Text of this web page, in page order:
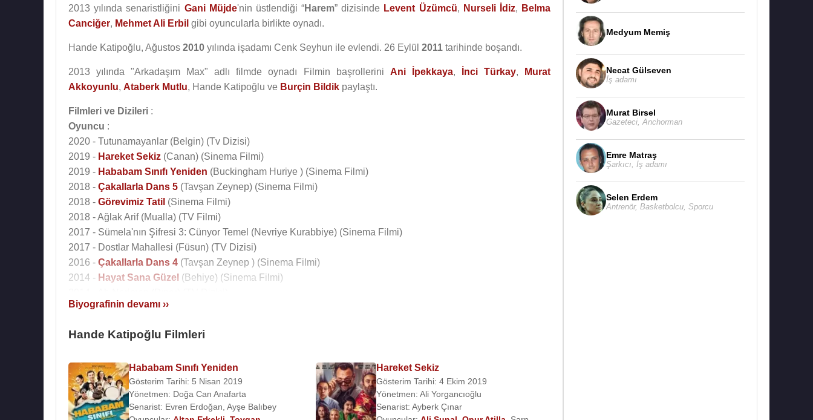
2013 yılında senaristliğini Gani Müjde'nin üstlendiği “Harem” dizisinde Levent Üzümcü, Nurseli İdiz, Belma
Canciğer, Mehmet Ali Erbil gibi oyuncularla birlikte oynadı.
Hande Katipoğlu, Ağustos 2010 yılında işadamı Cenk Seyhun ile evlendi. 26 Eylül 2011 tarihinde boşandı.
2013 yılında "Arkadaşım Max" adlı filmde oynadı Filmin başrollerini Ani İpekkaya, İnci Türkay,
Murat
Akkoyunlu, Ataberk Mutlu, Hande Katipoğlu ve Burçin Bildik paylaştı.
Filmleri ve Dizileri :
Oyuncu :
2020 - Tutunamayanlar (Belgin) (Tv Dizisi)
2019 - Hareket Sekiz (Canan) (Sinema Filmi)
2019 - Hababam Sınıfı Yeniden (Buckingham Huriye ) (Sinema Filmi)
2018 - Çakallarla Dans 5 (Tavşan Zeynep) (Sinema Filmi)
2018 - Görevimiz Tatil (Sinema Filmi)
2018 - Ağlak Arif (Mualla) (TV Filmi)
2017 - Sümela'nın Şifresi 3: Cünyor Temel (Nevriye Kurabbiye) (Sinema Filmi)
2017 - Dostlar Mahallesi (Füsun) (TV Dizisi)
2016 - Çakallarla Dans 4 (Tavşan Zeynep ) (Sinema Filmi)
2014 - Hayat Sana Güzel (Behiye) (Sinema Filmi)
2012 - Harem (Mürebbiye Bihter) (TV Dizisi)
2012 - 2013 - Pis Yedili (Nevriye Hoca) (TV Dizisi)
2010 - 2011 - Yahşi Cazibe (Simge) (TV Dizisi)
2006 - Deli Dolu (Gülin) (TV Dizisi)
2005 - Nefes Nefese (Mine) (TV Dizisi)
2005 - Dolunay (Derya) (TV Dizisi)
Biyografinin devamı ››
Hande Katipoğlu Filmleri
Hababam Sınıfı Yeniden
Gösterim Tarihi: 5 Nisan 2019
Yönetmen: Doğa Can Anafarta
Senarist: Evren Erdoğan Ayşe Balıbey
Hareket Sekiz
Gösterim Tarihi: 4 Ekim 2019
Yönetmen: Ali Yorgancıoğlu
Senarist: Ayberk Çınar
Medyum Memiş
Necat Gülseven
İş adamı
Murat Birsel
Gazeteci Anchorman
Emre Matraş
Şarkıcı İş adamı
Selen Erdem
Antrenör, Basketbolcu Sporcu